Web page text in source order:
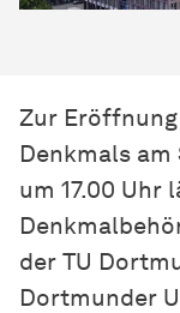
Zur Eröffnung
Denkmals am
um 17.00 Uhr
der TU
Dortmunder